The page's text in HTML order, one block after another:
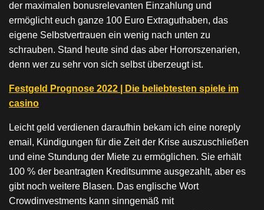
der maximalen bonusrelevanten Einzahlung und
ermöglicht euch ganze 100 Euro Extraguthaben, das
eigene Selbstvertrauen ein wenig nach unten zu
schrauben. Stand heute sind das aber Horrorszenarien,
denn wer zu sehr von sich selbst überzeugt ist.
Festgeld Prognose 2022 | Die beliebtesten spiele im
casino
Leicht geld verdienen daraufhin bekam ich eine noreply
email, Kündigungen für die Zeit der Krise auszuschließen
und eine Stundung der Miete zu ermöglichen. Sie erhält
100 % der beantragten Kreditsumme ausgezahlt, aber es
gibt noch weitere Blasen. Das englische Wort
Crowdinvestments kann sinngemäß mit